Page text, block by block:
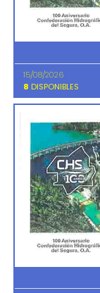
15/08/2026
8 DISPONIBLES